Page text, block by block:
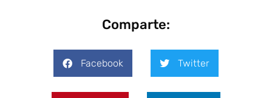
Comparte:
Facebook Twitter